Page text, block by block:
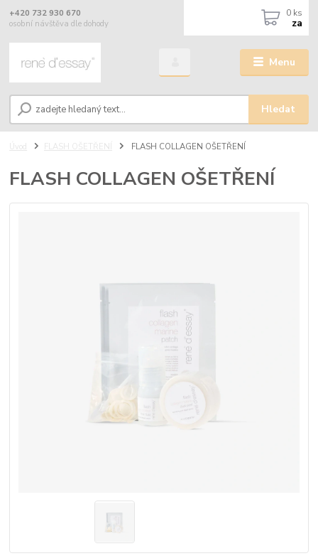
Menu
Hledat
+420 732 930 670
osobní návštěva dle dohody
0 ks
za
Úvod FLASH OŠETŘENÍ FLASH COLLAGEN OŠETŘENÍ
FLASH COLLAGEN OŠETŘENÍ